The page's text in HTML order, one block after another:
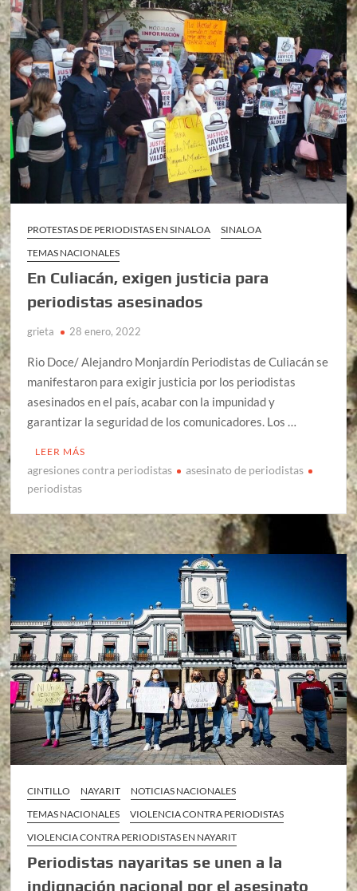
PROTESTAS DE PERIODISTAS EN SINALOA
SINALOA
TEMAS NACIONALES
En Culiacán, exigen justicia para
periodistas asesinados
grieta 28 enero, 2022
Rio Doce/ Alejandro Monjardín Periodistas de Culiacán se
manifestaron para exigir justicia por los periodistas
asesinados en el país, acabar con la impunidad y
garantizar la seguridad de los comunicadores. Los …
LEER MÁS
agresiones contra periodistas
asesinato de periodistas
periodistas
CINTILLO NAYARIT
NOTICIAS NACIONALES
TEMAS NACIONALES
VIOLENCIA CONTRA PERIODISTAS
VIOLENCIA CONTRA PERIODISTAS EN NAYARIT
Periodistas nayaritas se unen a la
indignación nacional por el asesinato